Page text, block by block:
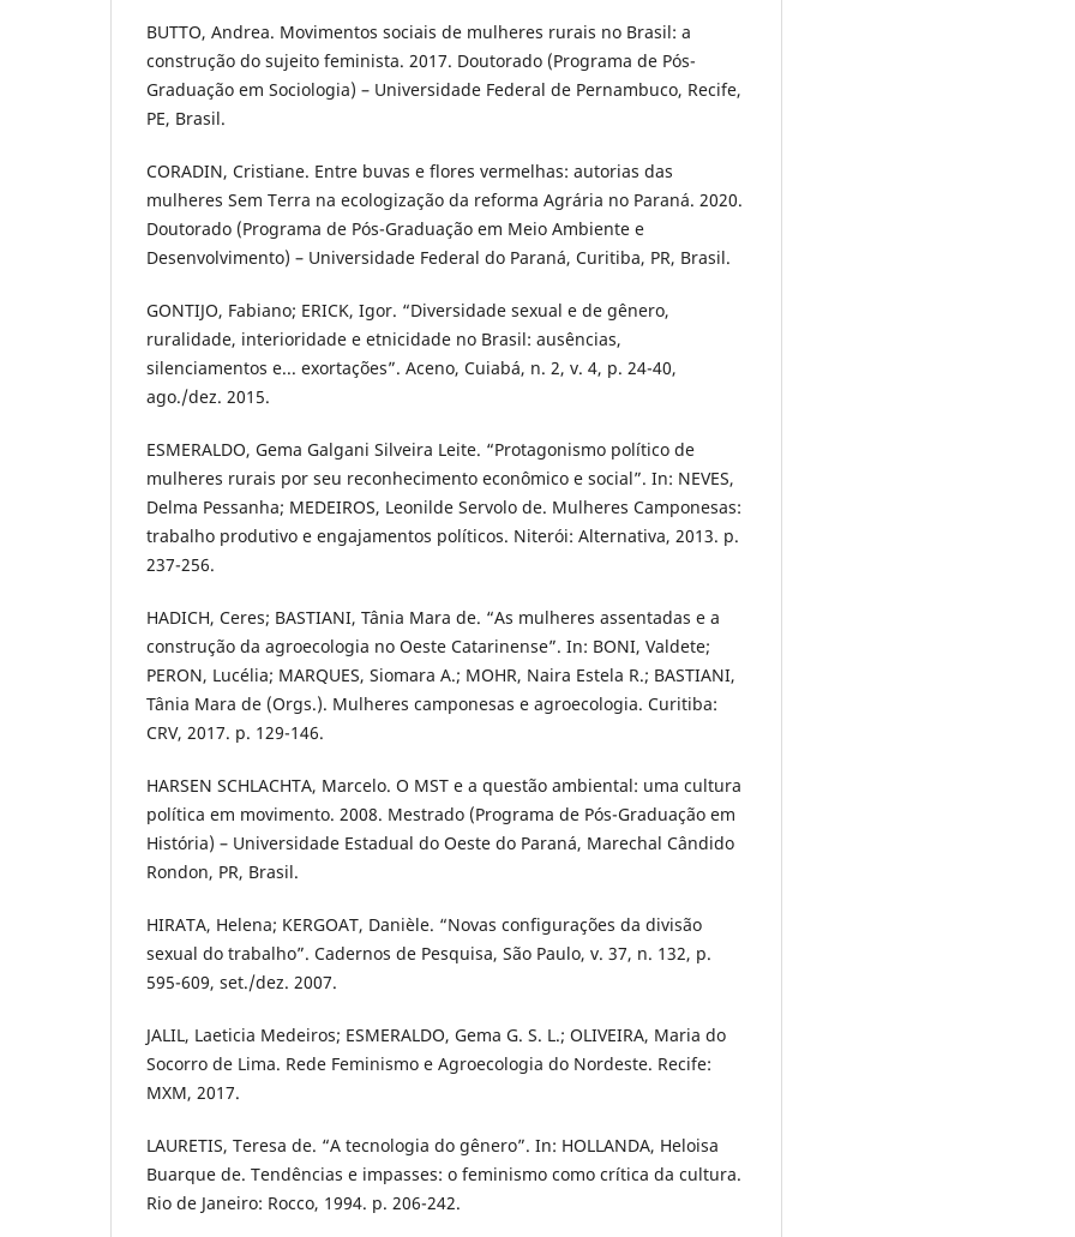
BUTTO, Andrea. Movimentos sociais de mulheres rurais no Brasil: a
construção do sujeito feminista. 2017. Doutorado (Programa de Pós-
Graduação em Sociologia) – Universidade Federal de Pernambuco, Recife,
PE, Brasil.
CORADIN, Cristiane. Entre buvas e flores vermelhas: autorias das
mulheres Sem Terra na ecologização da reforma Agrária no Paraná. 2020.
Doutorado (Programa de Pós-Graduação em Meio Ambiente e
Desenvolvimento) – Universidade Federal do Paraná, Curitiba, PR, Brasil.
GONTIJO, Fabiano; ERICK, Igor. “Diversidade sexual e de gênero,
ruralidade, interioridade e etnicidade no Brasil: ausências,
silenciamentos e... exortações”. Aceno, Cuiabá, n. 2, v. 4, p. 24-40,
ago./dez. 2015.
ESMERALDO, Gema Galgani Silveira Leite. “Protagonismo político de
mulheres rurais por seu reconhecimento econômico e social”. In: NEVES,
Delma Pessanha; MEDEIROS, Leonilde Servolo de. Mulheres Camponesas:
trabalho produtivo e engajamentos políticos. Niterói: Alternativa, 2013. p.
237-256.
HADICH, Ceres; BASTIANI, Tânia Mara de. “As mulheres assentadas e a
construção da agroecologia no Oeste Catarinense”. In: BONI, Valdete;
PERON, Lucélia; MARQUES, Siomara A.; MOHR, Naira Estela R.; BASTIANI,
Tânia Mara de (Orgs.). Mulheres camponesas e agroecologia. Curitiba:
CRV, 2017. p. 129-146.
HARSEN SCHLACHTA, Marcelo. O MST e a questão ambiental: uma cultura
política em movimento. 2008. Mestrado (Programa de Pós-Graduação em
História) – Universidade Estadual do Oeste do Paraná, Marechal Cândido
Rondon, PR, Brasil.
HIRATA, Helena; KERGOAT, Danièle. “Novas configurações da divisão
sexual do trabalho”. Cadernos de Pesquisa, São Paulo, v. 37, n. 132, p.
595-609, set./dez. 2007.
JALIL, Laeticia Medeiros; ESMERALDO, Gema G. S. L.; OLIVEIRA, Maria do
Socorro de Lima. Rede Feminismo e Agroecologia do Nordeste. Recife:
MXM, 2017.
LAURETIS, Teresa de. “A tecnologia do gênero”. In: HOLLANDA, Heloisa
Buarque de. Tendências e impasses: o feminismo como crítica da cultura.
Rio de Janeiro: Rocco, 1994. p. 206-242.